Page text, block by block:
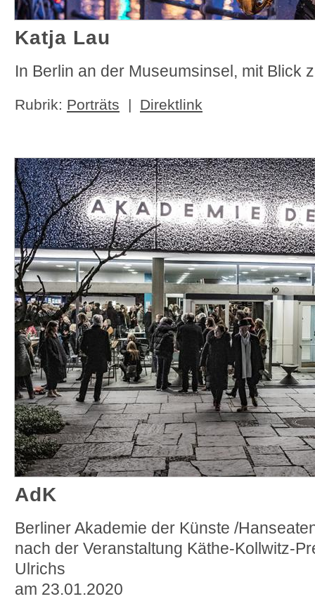
Katja Lau
In Berlin an der Museumsinsel, mit Blick
Rubrik: Porträts | Direktlink
AdK
Berliner Akademie der Künste /
nach der Veranstaltung Käthe-Kollwitz-
Ulrichs
am 23.01.2020